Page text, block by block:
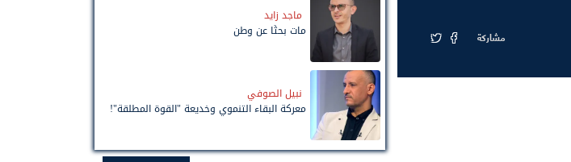
مشاركة
ماجد زايد
مات بحثًا عن وطن
نبيل الصوفي
معركة البقاء التنموي وخديعة "القوة المطلقة"!